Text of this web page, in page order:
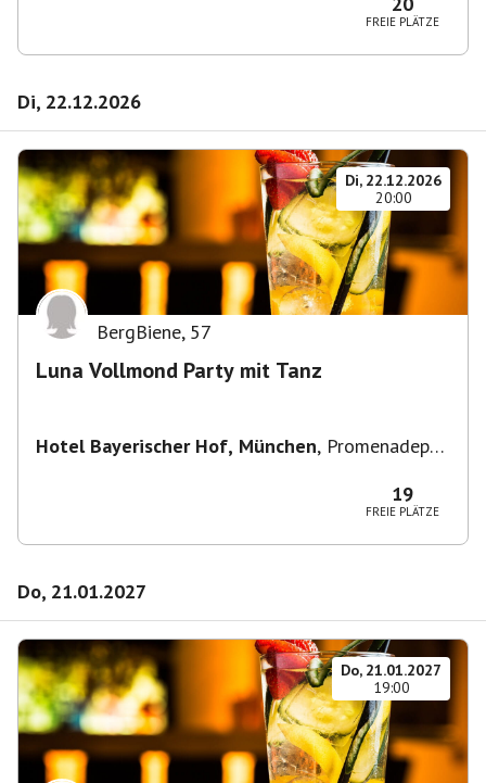
FREIE PLÄTZE
Di, 22.12.2026
Di, 22.12.2026
20:00
BergBiene, 57
Luna Vollmond Party mit Tanz
Hotel Bayerischer Hof, München, Promenadepl.
19
FREIE PLÄTZE
Do, 21.01.2027
Do, 21.01.2027
19:00